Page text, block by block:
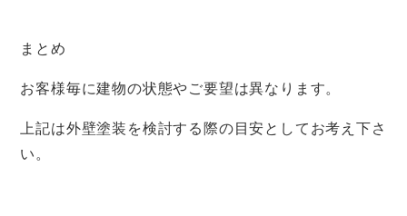
まとめ
お客様毎に建物の状態やご要望は異なります。
上記は外壁塗装を検討する際の目安としてお考え下さ
い。